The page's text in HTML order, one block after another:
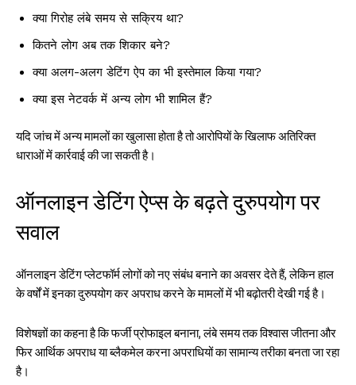
क्या गिरोह लंबे समय से सक्रिय था?
कितने लोग अब तक शिकार बने?
क्या अलग-अलग डेटिंग ऐप का भी इस्तेमाल किया गया?
क्या इस नेटवर्क में अन्य लोग भी शामिल हैं?
यदि जांच में अन्य मामलों का खुलासा होता है तो आरोपियों के खिलाफ अतिरिक्त
धाराओं में कार्रवाई की जा सकती है।
ऑनलाइन डेटिंग ऐप्स के बढ़ते दुरुपयोग पर
सवाल
ऑनलाइन डेटिंग प्लेटफॉर्म लोगों को नए संबंध बनाने का अवसर देते हैं, लेकिन हाल
के वर्षों में इनका दुरुपयोग कर अपराध करने के मामलों में भी बढ़ोतरी देखी गई है।
विशेषज्ञों का कहना है कि फर्जी प्रोफाइल बनाना, लंबे समय तक विश्वास जीतना और
फिर आर्थिक अपराध या ब्लैकमेल करना अपराधियों का सामान्य तरीका बनता जा रहा
है।